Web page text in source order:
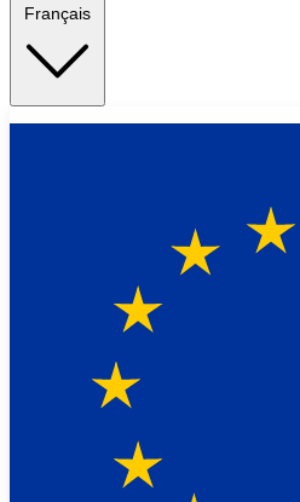
Français